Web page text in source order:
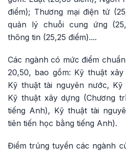
điểm); Thương mại điện tử
quản lý chuỗi cung ứng
thông tin (25,25 điểm)....
Các ngành có mức điểm
20,50, bao gồm: Kỹ thuật
Kỹ thuật tài nguyên nước,
Kỹ thuật xây dựng (Chương
tiếng Anh), Kỹ thuật tài
tiên tiến học bằng tiếng Anh).
Điểm trúng tuyển các ngành